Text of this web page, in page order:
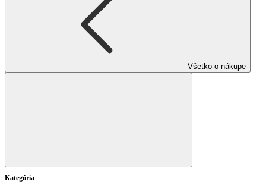
Všetko o nákupe
Kategória